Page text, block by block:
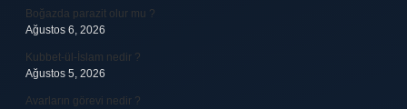
Boğazda parazit olur mu ?
Ağustos 6, 2026
Kubbet-ül-İslam nedir ?
Ağustos 5, 2026
Avarların görevi nedir ?